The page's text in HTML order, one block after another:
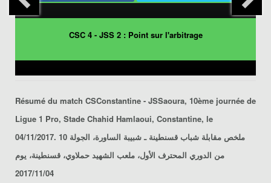
CSC 4 - JSS 2 : Point sur l'arbitrage
Résumé du match CSConstantine - JSSaoura, 10ème journée de
Ligue 1 Pro, Stade Chahid Hamlaoui, Constantine, le
04/11/2017. ملخص مقابلة شباب قسنطينة ـ شبيبة الساورة
، الجولة 10
من الدوري المحترف الأول، ملعب الشهيد حملاوي، قسنطينة، يوم
2017/11/04